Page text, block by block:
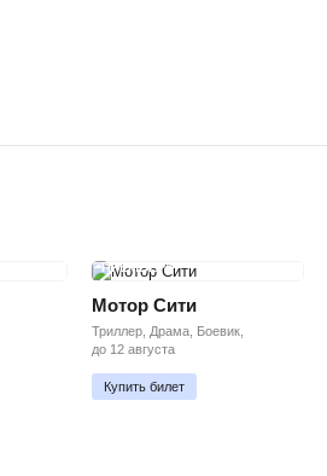
ПРЕМЬЕРА
Мотор Сити
Триллер, Драма, Боевик,
до 12 августа
Купить билет